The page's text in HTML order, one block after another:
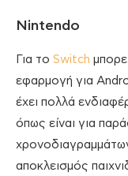
Nintendo
Για το Switch
εφαρμογή για
έχει πολλά
όπως είναι για
χρονοδιαγραμμάτων
αποκλεισμός